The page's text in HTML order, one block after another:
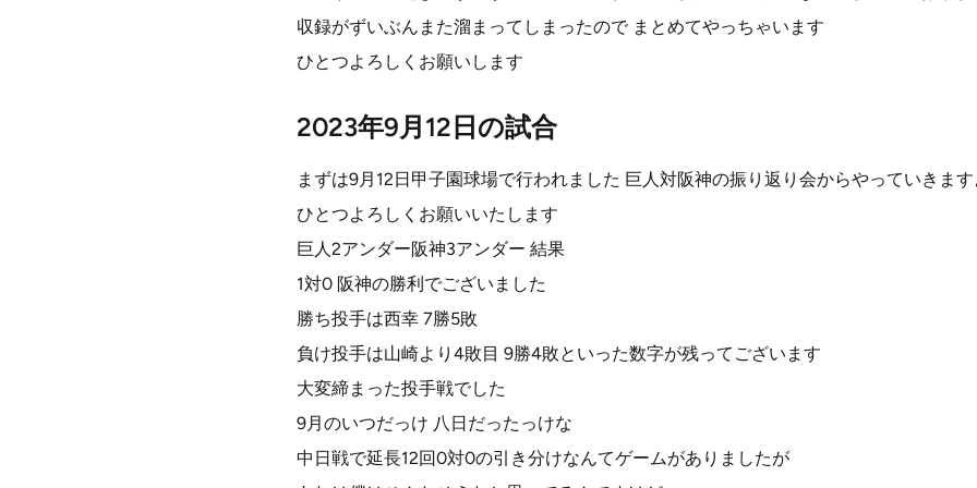
収録がずいぶんまた溜まってしまったので まとめてやっちゃいます
ひとつよろしくお願いします
2023年9月12日の試合
まずは9月12日甲子園球場で行われました 巨人対阪神の振り返り会からやっていきま
ひとつよろしくお願いいたします
巨人2アンダー阪神3アンダー 結果
1対0 阪神の勝利でございました
勝ち投手は西幸 7勝5敗
負け投手は山崎より4敗目 9勝4敗といった数字が残ってございます
大変締まった投手戦でした
9月のいつだっけ 八日だったっけな
中日戦で延長12回0対0の引き分けなんてゲームがありましたが